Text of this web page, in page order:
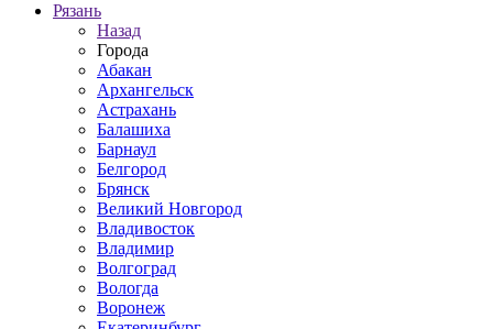
Рязань
Назад
Города
Абакан
Архангельск
Астрахань
Балашиха
Барнаул
Белгород
Брянск
Великий Новгород
Владивосток
Владимир
Волгоград
Вологда
Воронеж